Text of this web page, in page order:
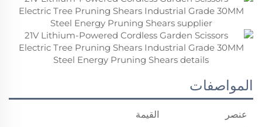
المواصفات
عنصر
القيمة